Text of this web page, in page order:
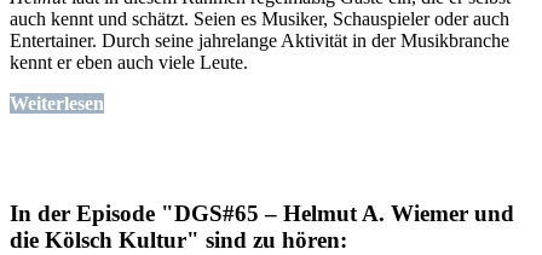
auch kennt und schätzt. Seien es Musiker, Schauspieler oder auch
Entertainer. Durch seine jahrelange Aktivität in der Musikbranche
kennt er eben auch viele Leute.
Weiterlesen
In der Episode "DGS#65 – Helmut A. Wiemer und
die Kölsch Kultur" sind zu hören: